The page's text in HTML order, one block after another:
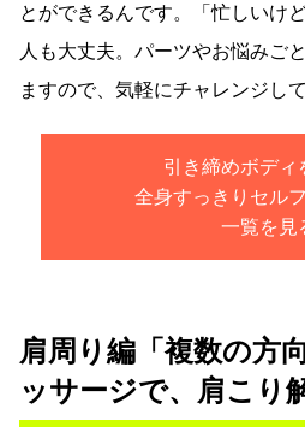
とができるんです。「忙しいけ
人も大丈夫。パーツやお悩みご
ますので、気軽にチャレンジし
引き締めボディ
全身すっきりセル
一覧を見
肩周り編「複数の方
ッサージで、肩こり